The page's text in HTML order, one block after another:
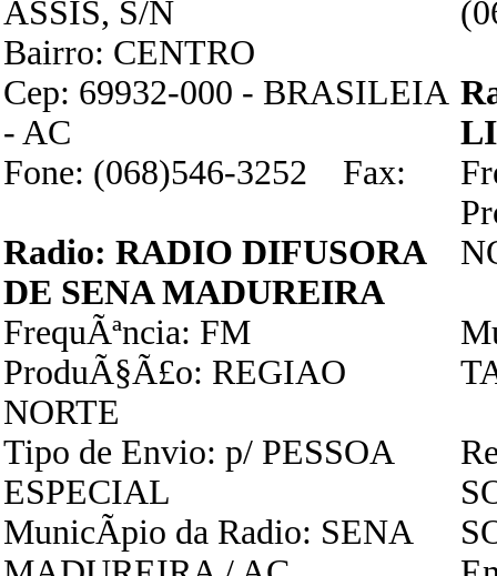
ASSIS, S/N
Bairro: CENTRO
Cep: 69932-000 - BRASILEIA
- AC
Fone: (068)546-3252 Fax:
Radio: RADIO DIFUSORA
DE SENA MADUREIRA
FrequÃªncia: FM
ProduÃ§Ã£o: REGIAO
NORTE
Tipo de Envio: p/ PESSOA
ESPECIAL
MunicÃ­pio da Radio: SENA